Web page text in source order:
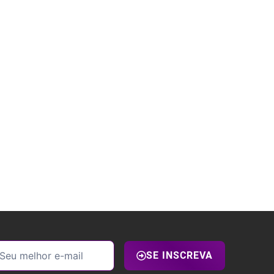
SE INSCREVA